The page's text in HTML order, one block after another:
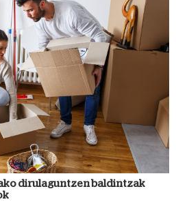
dirulaguntzen baldintzak